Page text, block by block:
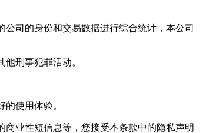
司的身份和交易数据进行综合统计，本公司
刑事犯罪活动。
使用体验。
业性短信息等，您接受本条款中的隐私声明